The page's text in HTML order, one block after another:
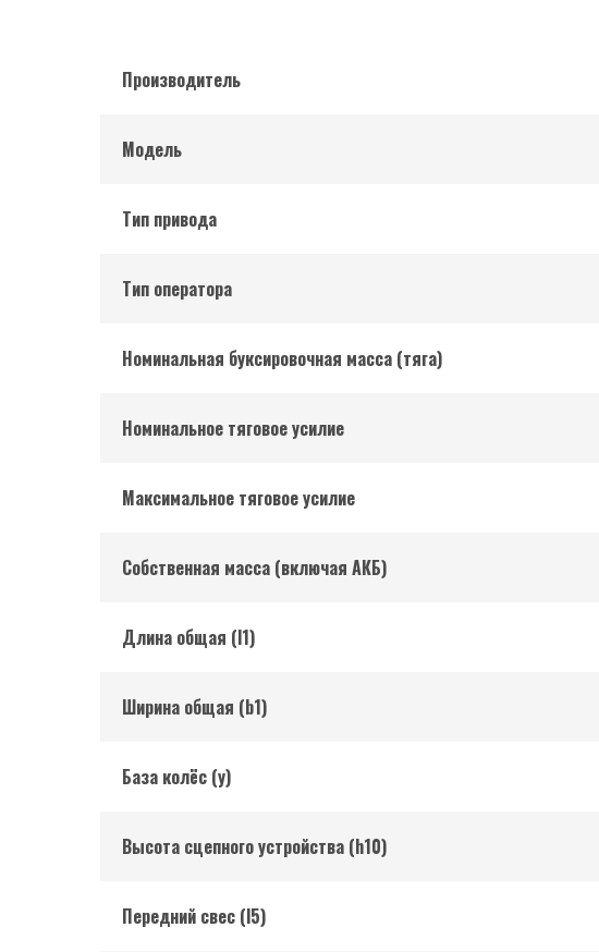
Производитель
Модель
Тип привода
Тип оператора
Номинальная буксировочная масса (тяга)
Номинальное тяговое усилие
Максимальное тяговое усилие
Собственная масса (включая АКБ)
Длина общая (l1)
Ширина общая (b1)
База колёс (y)
Высота сцепного устройства (h10)
Передний свес (l5)